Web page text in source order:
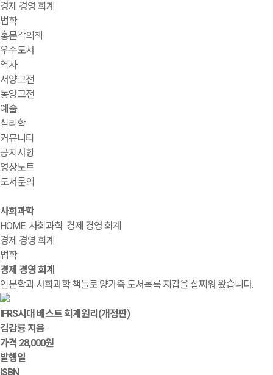
경제 경영 회계
법학
홍문각의책
우수도서
역사
서양고전
동양고전
예술
심리학
커뮤니티
공지사항
영상노트
도서문의
사회과학
HOME 사회과학 경제 경영 회계
경제 경영 회계
법학
경제 경영 회계
인문학과 사회과학 책들로 양가죽 도서목록 지갑을 살찌워 왔습니다.
IFRS시대 베스트 회계원리(개정판)
김갑룡 지음
가격 28,000원
발행일
ISBN